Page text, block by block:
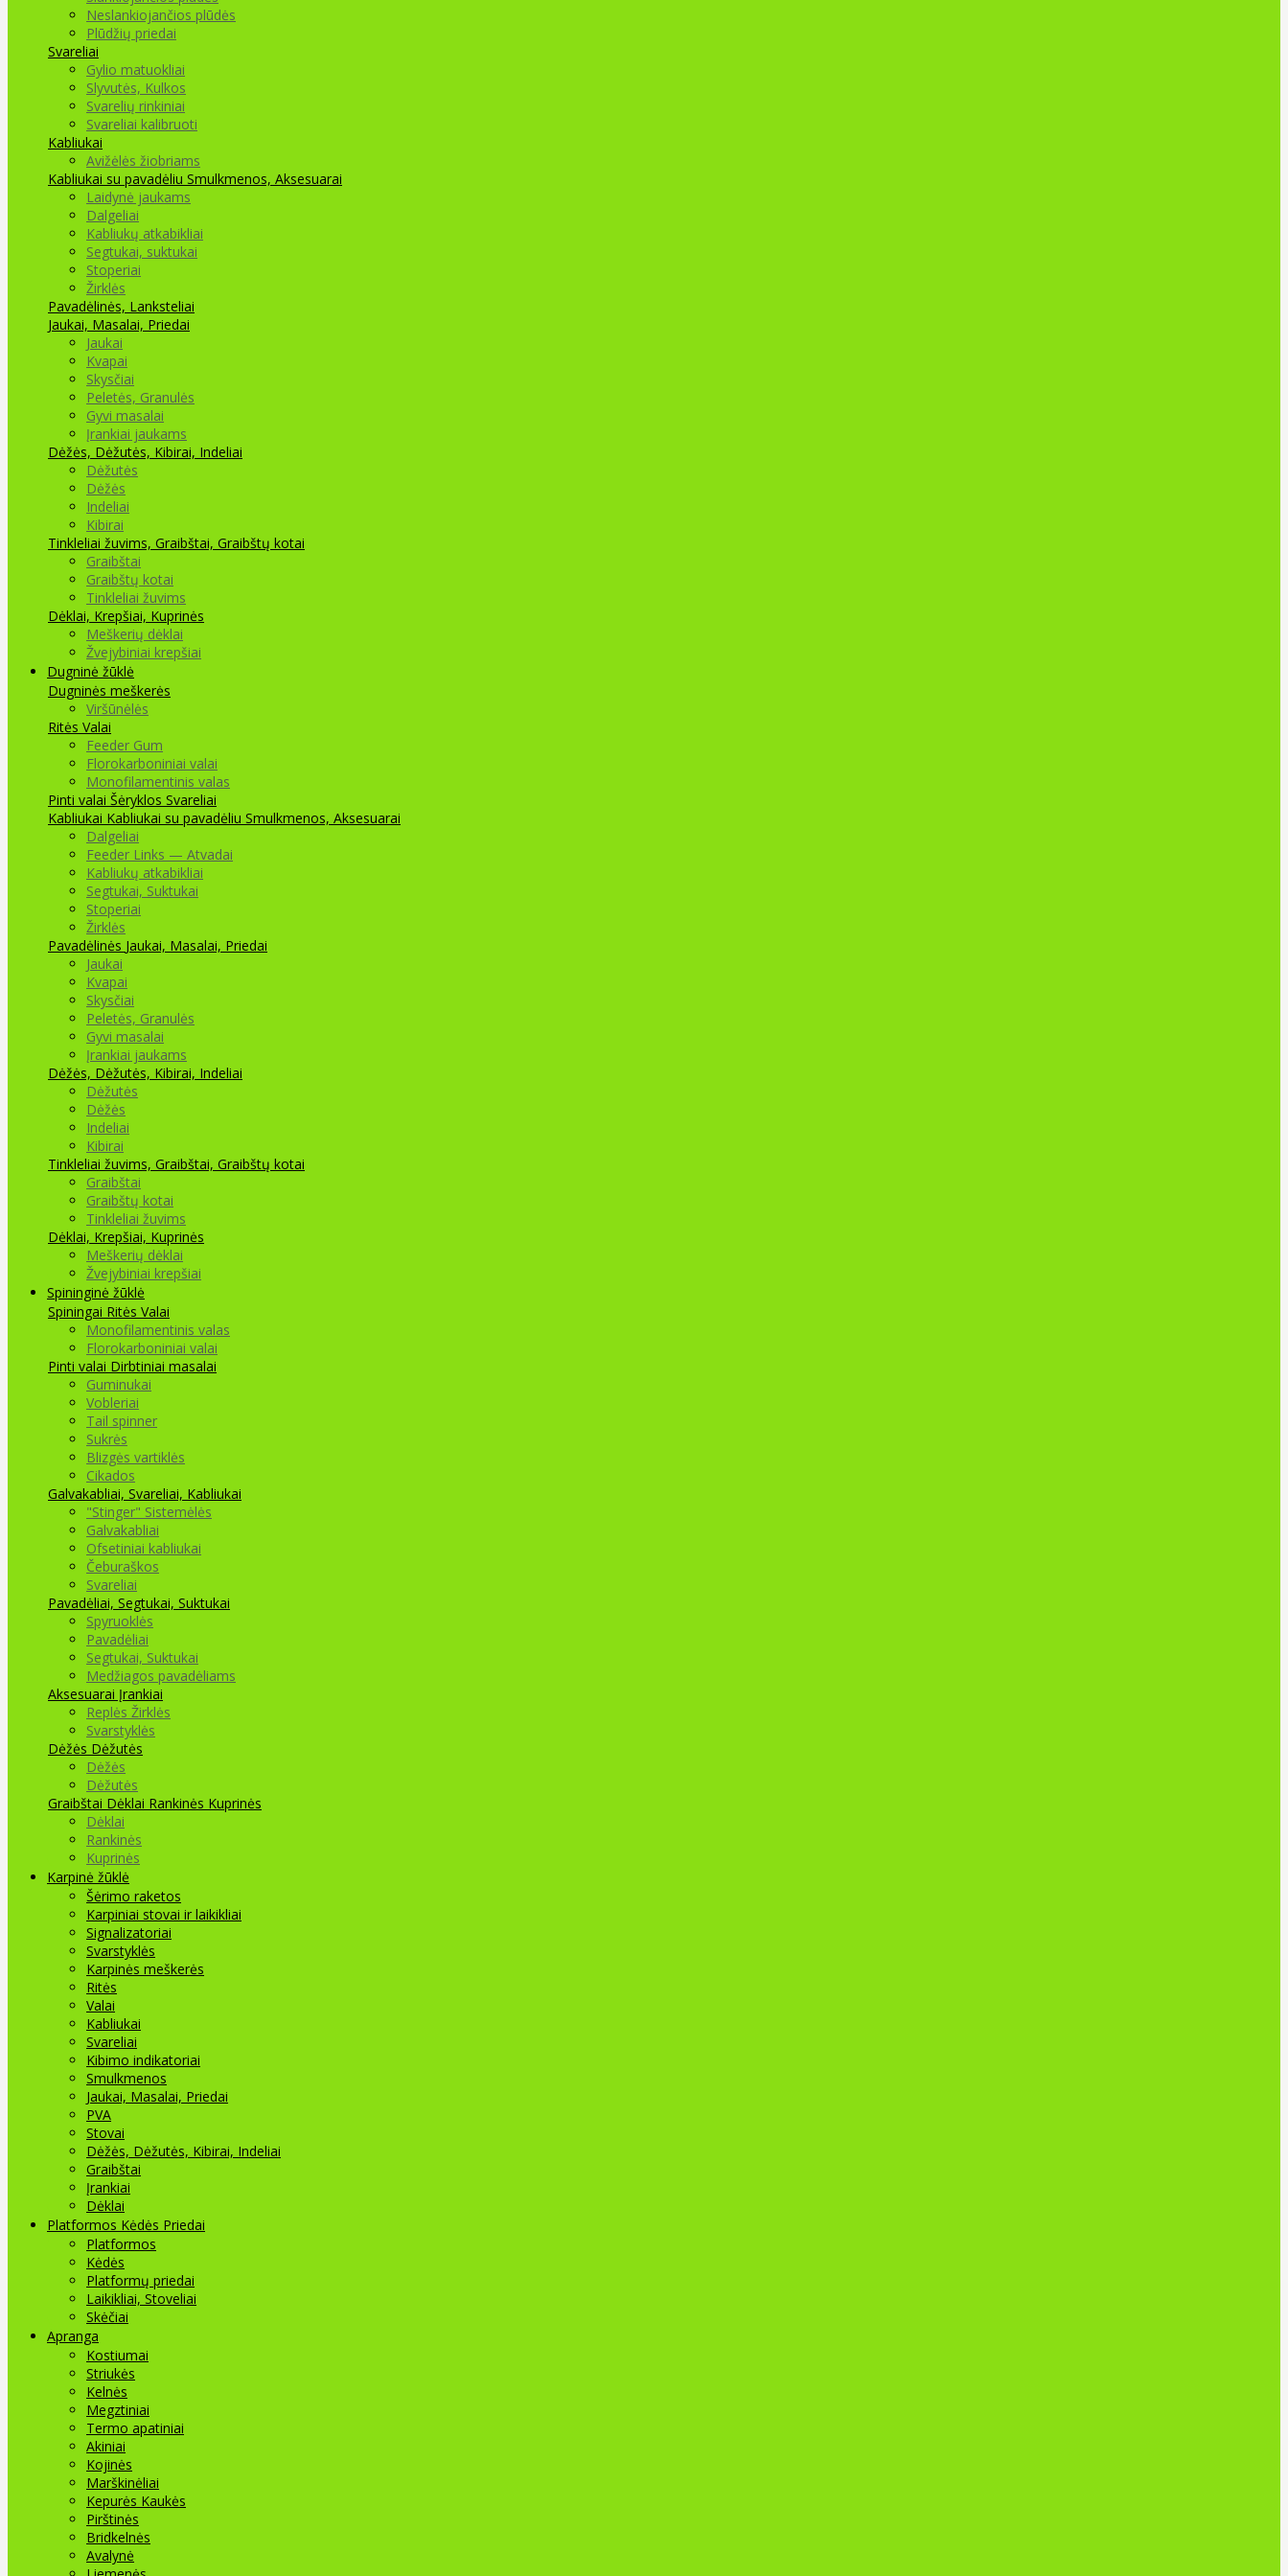
Neslankiojančios plūdės
Plūdžių priedai
Svareliai
Gylio matuokliai
Slyvutės, Kulkos
Svarelių rinkiniai
Svareliai kalibruoti
Kabliukai
Avižėlės žiobriams
Kabliukai su pavadėliu Smulkmenos, Aksesuarai
Laidynė jaukams
Dalgeliai
Kabliukų atkabikliai
Segtukai, suktukai
Stoperiai
Žirklės
Pavadėlinės, Lanksteliai
Jaukai, Masalai, Priedai
Jaukai
Kvapai
Skysčiai
Peletės, Granulės
Gyvi masalai
Įrankiai jaukams
Dėžės, Dėžutės, Kibirai, Indeliai
Dėžutės
Dėžės
Indeliai
Kibirai
Tinkleliai žuvims, Graibštai, Graibštų kotai
Graibštai
Graibštų kotai
Tinkleliai žuvims
Dėklai, Krepšiai, Kuprinės
Meškerių dėklai
Žvejybiniai krepšiai
Dugninė žūklė
Dugninės meškerės
Viršūnėlės
Ritės Valai
Feeder Gum
Florokarboniniai valai
Monofilamentinis valas
Pinti valai Šėryklos Svareliai
Kabliukai Kabliukai su pavadėliu Smulkmenos, Aksesuarai
Dalgeliai
Feeder Links — Atvadai
Kabliukų atkabikliai
Segtukai, Suktukai
Stoperiai
Žirklės
Pavadėlinės Jaukai, Masalai, Priedai
Jaukai
Kvapai
Skysčiai
Peletės, Granulės
Gyvi masalai
Įrankiai jaukams
Dėžės, Dėžutės, Kibirai, Indeliai
Dėžutės
Dėžės
Indeliai
Kibirai
Tinkleliai žuvims, Graibštai, Graibštų kotai
Graibštai
Graibštų kotai
Tinkleliai žuvims
Dėklai, Krepšiai, Kuprinės
Meškerių dėklai
Žvejybiniai krepšiai
Spininginė žūklė
Spiningai Ritės Valai
Monofilamentinis valas
Florokarboniniai valai
Pinti valai Dirbtiniai masalai
Guminukai
Vobleriai
Tail spinner
Sukrės
Blizgės vartiklės
Cikados
Galvakabliai, Svareliai, Kabliukai
"Stinger" Sistemėlės
Galvakabliai
Ofsetiniai kabliukai
Čeburaškos
Svareliai
Pavadėliai, Segtukai, Suktukai
Spyruoklės
Pavadėliai
Segtukai, Suktukai
Medžiagos pavadėliams
Aksesuarai Įrankiai
Replės Žirklės
Svarstyklės
Dėžės Dėžutės
Dėžės
Dėžutės
Graibštai Dėklai Rankinės Kuprinės
Dėklai
Rankinės
Kuprinės
Karpinė žūklė
Šėrimo raketos
Karpiniai stovai ir laikikliai
Signalizatoriai
Svarstyklės
Karpinės meškerės
Ritės
Valai
Kabliukai
Svareliai
Kibimo indikatoriai
Smulkmenos
Jaukai, Masalai, Priedai
PVA
Stovai
Dėžės, Dėžutės, Kibirai, Indeliai
Graibštai
Įrankiai
Dėklai
Platformos Kėdės Priedai
Platformos
Kėdės
Platformų priedai
Laikikliai, Stoveliai
Skėčiai
Apranga
Kostiumai
Striukės
Kelnės
Megztiniai
Termo apatiniai
Akiniai
Kojinės
Marškinėliai
Kepurės Kaukės
Pirštinės
Bridkelnės
Avalynė